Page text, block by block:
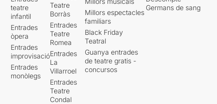
teatre
infantil
Entrades
òpera
Entrades
improvisació
Entrades
monòlegs
Teatre
Borràs
Entrades
Teatre
Romea
Entrades
La
Villarroel
Entrades
Teatre
Condal
Millors espectacles
familiars
Black Friday
Teatral
Guanya entrades
de teatre gratis -
concursos
Germans de sang